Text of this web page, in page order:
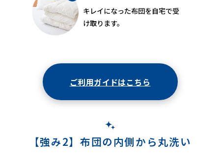
キレイになった布団を自宅で受
け取ります。
ご利用ガイドはこちら
【強み2】布団の内側から丸洗い